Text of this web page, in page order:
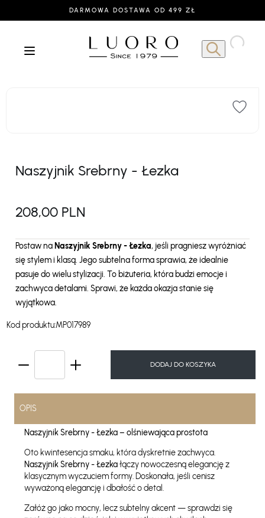
DARMOWA DOSTAWA OD 499 ZŁ
Naszyjnik Srebrny - Łezka
208,00 PLN
Postaw na Naszyjnik Srebrny - Łezka, jeśli pragniesz wyróżniać
się stylem i klasą. Jego subtelna forma sprawia, że idealnie
pasuje do wielu stylizacji. To biżuteria, która budzi emocje i
zachwyca detalami. Sprawi, że każda okazja stanie się
wyjątkowa.
Kod produktu:MP017989
DODAJ DO KOSZYKA
OPIS
Naszyjnik Srebrny - Łezka – olśniewająca prostota
Oto kwintesencja smaku, która dyskretnie zachwyca.
Naszyjnik Srebrny - Łezkałączy nowoczesną elegancję z
klasycznym wyczuciem formy. Doskonała, jeśli cenisz
wyważoną elegancję i dbałość o detal.
Załóż go jako mocny, lecz subtelny akcent — sprawdzi się